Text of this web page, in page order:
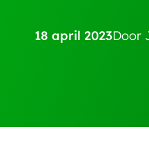
18 april 2023Door